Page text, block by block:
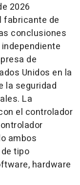
2026
fabricante de
conclusiones
de
Unidos en la
la seguridad
La
el controlador
ambos
tipo
hardware